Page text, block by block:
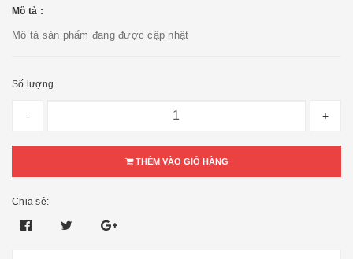
Mô tả :
Mô tả sản phẩm đang được cập nhật
Số lượng
- +
THÊM VÀO GIỎ HÀNG
Chia sẻ: